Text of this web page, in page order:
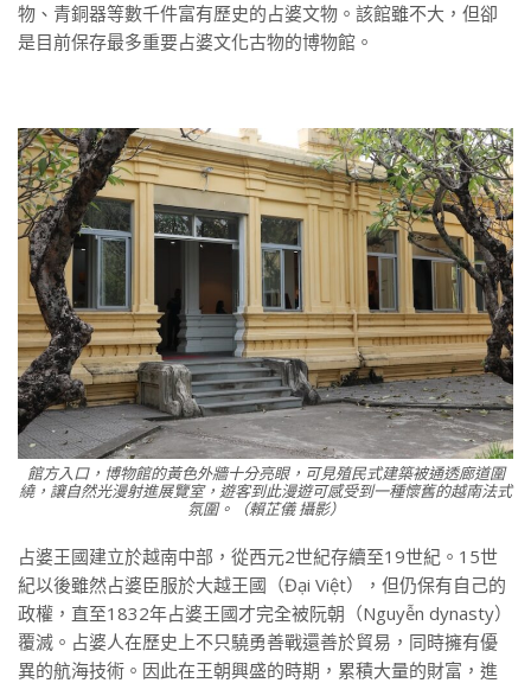
物、青銅器等數千件富有歷史的占婆文物。該館雖不大，但卻
是目前保存最多重要占婆文化古物的博物館。
館方入口，博物館的黃色外牆十分亮眼，可見殖民式建築被通透廊道圍
繞，讓自然光漫射進展覽室，遊客到此漫遊可感受到一種懷舊的越南法式
氛圍。（賴芷儀 攝影）
占婆王國建立於越南中部，從西元2世紀存續至19世紀。15世
紀以後雖然占婆臣服於大越王國（Đại Việt），但仍保有自己的
政權，直至1832年占婆王國才完全被阮朝（Nguyễn dynasty）
覆滅。占婆人在歷史上不只驍勇善戰還善於貿易，同時擁有優
異的航海技術。因此在王朝興盛的時期，累積大量的財富，進